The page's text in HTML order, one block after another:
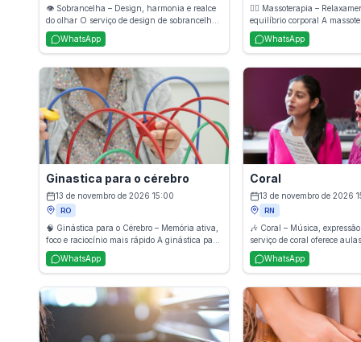
👁️ Sobrancelha – Design, harmonia e realce
do olhar O serviço de design de sobrancelhas
modela e valoriza o formato natural dos fios,
criando simetria e destacando o olhar. Com
técnicas precisas de alinhamento, limpeza e
acabamento, o resultado é um visual mais
harmonioso, expressivo e bem cuidado.
WhatsApp
💆‍♂️ Massoterapia –
equilíbrio corporal A
técnicas manuais voltadas
tensões musculares, aliviar
a circulação e promover
profundo. O atendimento
bem-estar físico e
qualidade de vida e ajuda
corpo após esforço ou
WhatsApp
Ginastica para o cérebro
13 de novembro de 2026 15:00
RO
🧠 Ginástica para o Cérebro – Memória ativa,
foco e raciocínio mais rápido A ginástica para
o cérebro utiliza atividades estimulantes
como jogos, desafios lógicos, técnicas de
memorização e exercícios mentais para
desenvolver concentração, criatividade,
raciocínio e agilidade cognitiva. Indicada
para todas as idades, a prática fortalece
habilidades mentais, melhora o desempenho
no dia a dia e contribui para a saúde cerebral
WhatsApp
Coral
13 de novembro de 2026
RN
🎶 Coral – Música, expressão
serviço de coral oferece
grupo que desenvolvem
afinação e interpretação
promover a expressão
estimula a socialização, o
e o bem-estar emocional,
ambiente acolhedor para
e compartilhar música.
WhatsApp